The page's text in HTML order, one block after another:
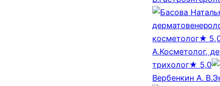
косметолог★
А.Косметолог,
трихолог★ 5,0
Вербенкин А. В.